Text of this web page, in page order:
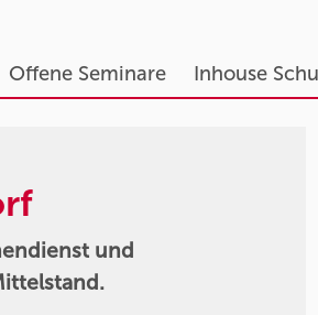
Offene Seminare Inhouse
und